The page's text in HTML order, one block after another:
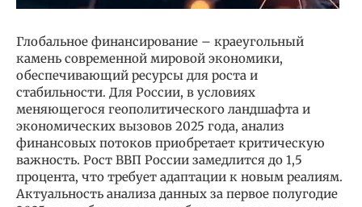
Глобальное финансирование – краеугольный
камень современной мировой экономики,
обеспечивающий ресурсы для роста и
стабильности. Для России, в условиях
меняющегося геополитического ландшафта и
экономических вызовов 2025 года, анализ
финансовых потоков приобретает критическую
важность. Рост ВВП России замедлится до 1,5
процента, что требует адаптации к новым реалиям.
Актуальность анализа данных за первое полугодие